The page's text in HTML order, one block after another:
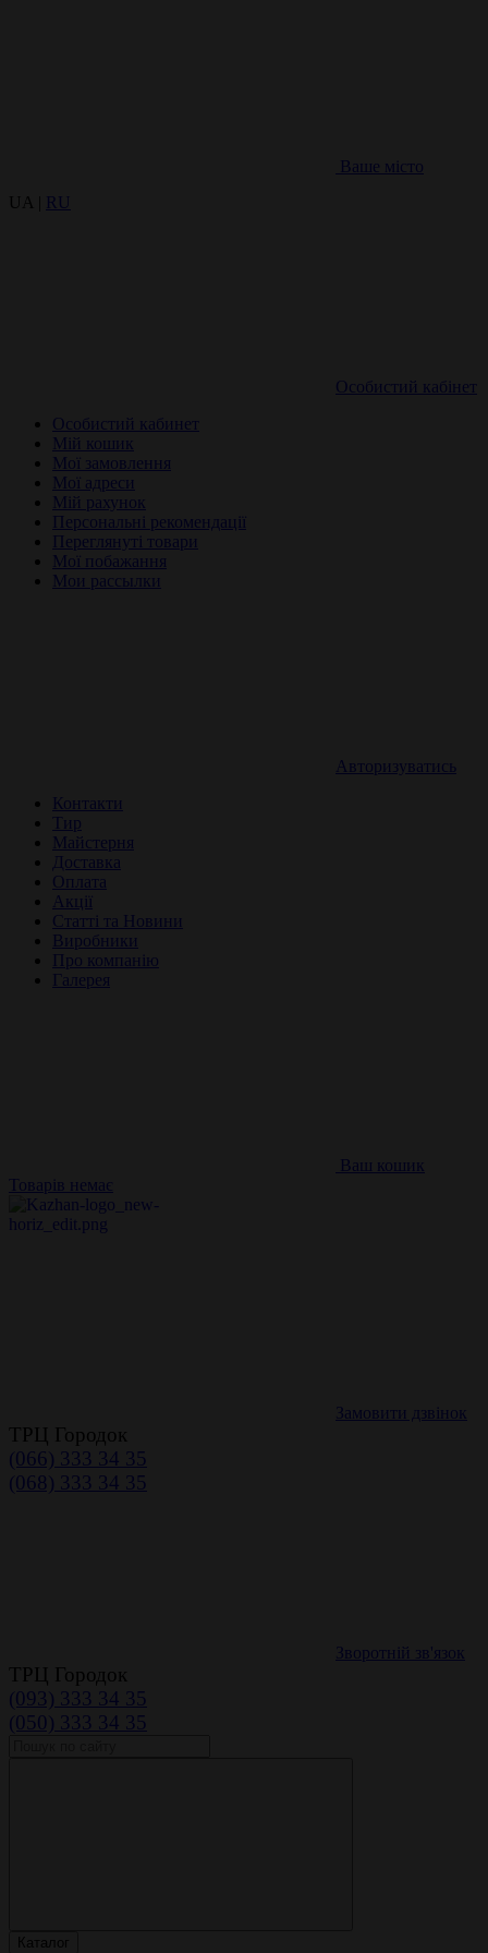
Ваше місто
UA |
RU
Особистий кабінет
Особистий кабинет
Мій кошик
Мої замовлення
Мої адреси
Мій рахунок
Персональні рекомендації
Переглянуті товари
Мої побажання
Мои рассылки
Авторизуватись
Контакти
Тир
Майстерня
Доставка
Оплата
Акції
Статті та Новини
Виробники
Про компанію
Галерея
Ваш кошик
Товарів немає
Замовити дзвінок
ТРЦ Городок
(066) 333 34 35
(068) 333 34 35
Зворотній зв'язок
ТРЦ Городок
(093) 333 34 35
(050) 333 34 35
Каталог